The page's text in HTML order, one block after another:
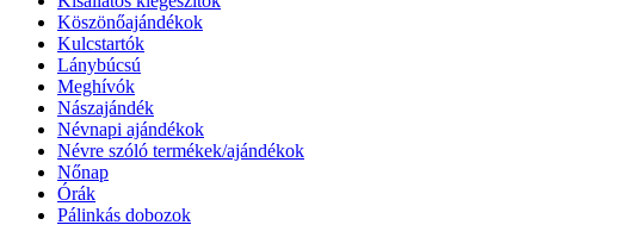
Köszönőajándékok
Kulcstartók
Lánybúcsú
Meghívók
Nászajándék
Névnapi ajándékok
Névre szóló termékek/ajándékok
Nőnap
Órák
Pálinkás dobozok